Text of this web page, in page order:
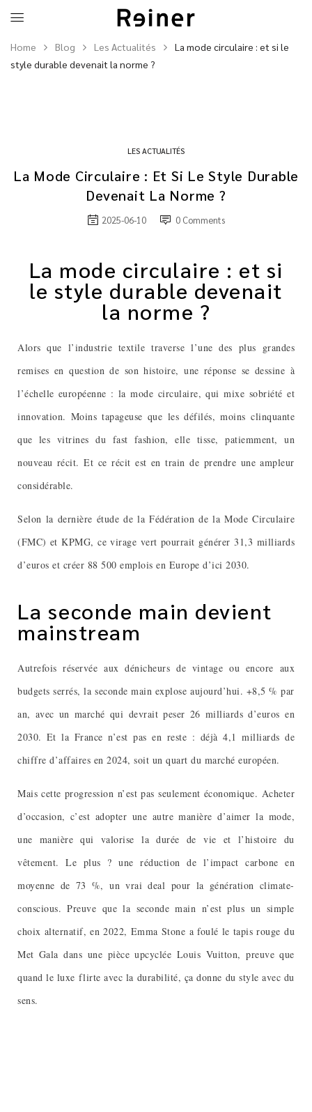
Home Blog Les Actualités
La mode circulaire : et si le
style durable devenait la norme ?
LES ACTUALITÉS
La Mode Circulaire : Et Si Le Style Durable
Devenait La Norme ?
2025-06-10 0Comments
La mode circulaire : et si
le style durable devenait
la norme ?
Alors que l’industrie textile traverse l’une des plus grandes
remises en question de son histoire, une réponse se dessine à
l’échelle européenne : la mode circulaire, qui mixe sobriété et
innovation. Moins tapageuse que les défilés, moins clinquante
que les vitrines du fast fashion, elle tisse, patiemment, un
nouveau récit. Et ce récit est en train de prendre une ampleur
considérable.
Selon la dernière étude de la Fédération de la Mode Circulaire
(FMC) et KPMG, ce virage vert pourrait générer 31,3 milliards
d’euros et créer 88 500 emplois en Europe d’ici 2030.
La seconde main devient
mainstream
Autrefois réservée aux dénicheurs de vintage ou encore aux
budgets serrés, la seconde main explose aujourd’hui. +8,5 % par
an, avec un marché qui devrait peser 26 milliards d’euros en
2030. Et la France n’est pas en reste : déjà 4,1 milliards de
chiffre d’affaires en 2024, soit un quart du marché européen.
Mais cette progression n’est pas seulement économique. Acheter
d’occasion, c’est adopter une autre manière d’aimer la mode,
une manière qui valorise la durée de vie et l’histoire du
vêtement. Le plus ? une réduction de l’impact carbone en
moyenne de 73 %, un vrai deal pour la génération climate-
conscious. Preuve que la seconde main n’est plus un simple
choix alternatif, en 2022, Emma Stone a foulé le tapis rouge du
Met Gala dans une pièce upcyclée Louis Vuitton, preuve que
quand le luxe flirte avec la durabilité, ça donne du style avec du
sens.